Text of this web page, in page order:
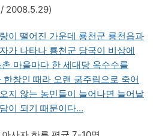
2008.5.29)
이 떨어진 가운데 룡천군 룡천읍과
가 나타나 룡천군 당국이 비상에
마을마다 한 세대당 옥수수를
창인 때라 오랜 굶주림으로 죽어
지 않는 농민들이 늘어나면 늘어날
이 되기 때문이다…